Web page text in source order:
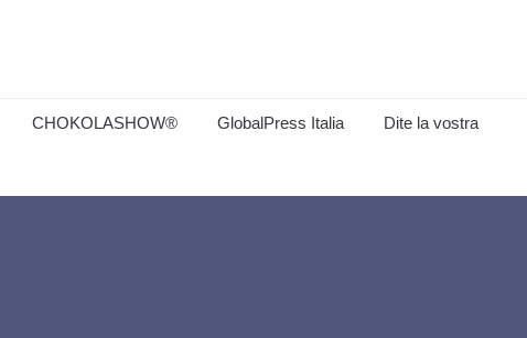
CHOKOLASHOW® GlobalPress Italia Dite la vostra